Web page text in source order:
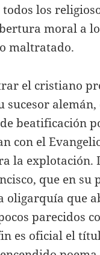
los
moral a
maltratado.
el cristiano
sucesor alemán,
beatificación
con el
la explotación.
que en su
oligarquía que
parecidos
es oficial el